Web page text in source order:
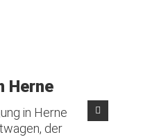
Herne
in Herne
der